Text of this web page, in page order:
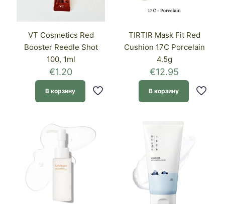
VT Cosmetics Red
Booster Reedle Shot
100, 1ml
€1.20
В корзину
TIRTIR Mask Fit Red
Cushion 17C Porcelain
4.5g
€12.95
В корзину